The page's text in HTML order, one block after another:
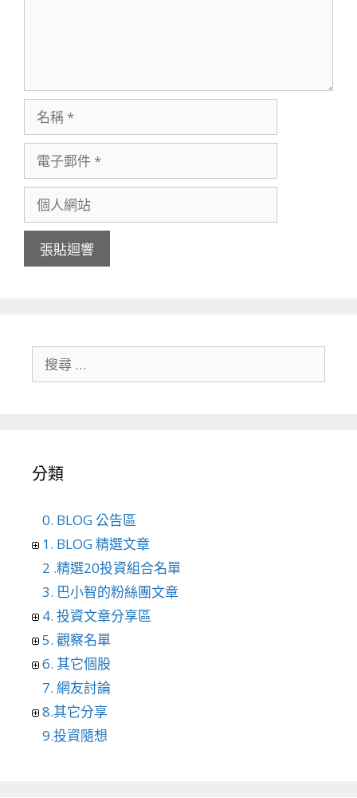
搜尋關於：
分類
0. BLOG 公告區
1. BLOG 精選文章
2 .精選20投資組合名單
3. 巴小智的粉絲團文章
4. 投資文章分享區
5. 觀察名單
6. 其它個股
7. 網友討論
8.其它分享
9.投資隨想